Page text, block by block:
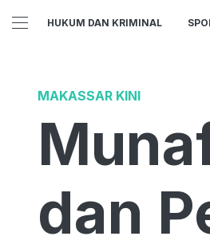
HUKUM DAN KRIMINAL
MAKASSAR KINI
dan